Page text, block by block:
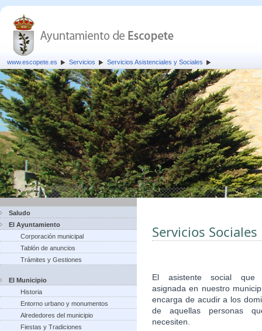
www.escopete.es Servicios Servicios Asistenciales y Sociales
Saludo
El Ayuntamiento
Corporación municipal
Tablón de anuncios
Trámites y Gestiones
El Municipio
Historia
Entorno urbano y monumentos
Alrededores del municipio
Fiestas y Tradiciones
Servicios Sociales
El asistente social que
asignada en nuestro
encarga de acudir a los
de aquellas personas
necesiten.